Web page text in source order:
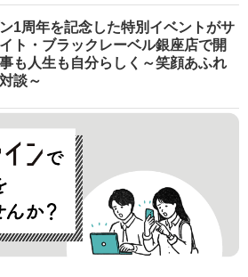
1周年を記念した特別イベントがサ
ト・ブラックレーベル銀座店で開
も人生も自分らしく～笑顔あふれ
談～